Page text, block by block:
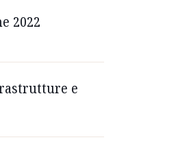
2022
e